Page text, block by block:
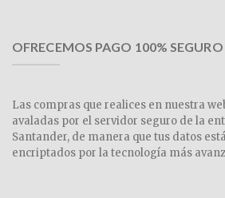
OFRECEMOS PAGO 100% SEGURO
Las compras que realices en nuestra
avaladas por el servidor seguro de la
Santander, de manera que tus datos
encriptados por la tecnología más